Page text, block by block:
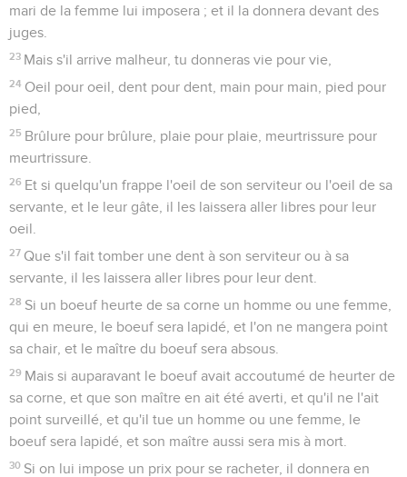
mari de la femme lui imposera ; et il la donnera devant des
juges.
23 Mais s'il arrive malheur, tu donneras vie pour vie,
24 Oeil pour oeil, dent pour dent, main pour main, pied pour
pied,
25 Brûlure pour brûlure, plaie pour plaie, meurtrissure pour
meurtrissure.
26 Et si quelqu'un frappe l'oeil de son serviteur ou l'oeil de sa
servante, et le leur gâte, il les laissera aller libres pour leur
oeil.
27 Que s'il fait tomber une dent à son serviteur ou à sa
servante, il les laissera aller libres pour leur dent.
28 Si un boeuf heurte de sa corne un homme ou une femme,
qui en meure, le boeuf sera lapidé, et l'on ne mangera point
sa chair, et le maître du boeuf sera absous.
29 Mais si auparavant le boeuf avait accoutumé de heurter de
sa corne, et que son maître en ait été averti, et qu'il ne l'ait
point surveillé, et qu'il tue un homme ou une femme, le
boeuf sera lapidé, et son maître aussi sera mis à mort.
30 Si on lui impose un prix pour se racheter, il donnera en